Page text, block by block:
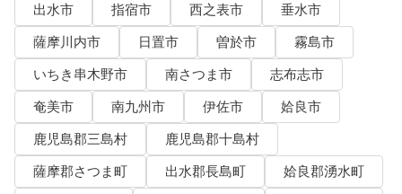
出水市
指宿市 西之表市
垂水市
薩摩川内市
日置市 曽於市
霧島市
いちき串木野市
南さつま市
志布志市
奄美市
南九州市 伊佐市
姶良市
鹿児島郡三島村
鹿児島郡十島村
薩摩郡さつま町
出水郡長島町
姶良郡湧水町